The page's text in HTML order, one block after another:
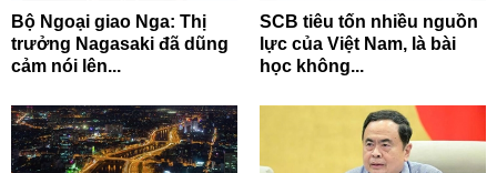
Bộ Ngoại giao Nga: Thị
trưởng Nagasaki đã dũng
cảm nói lên...
SCB tiêu tốn nhiều nguồn
lực của Việt Nam, là bài
học không...